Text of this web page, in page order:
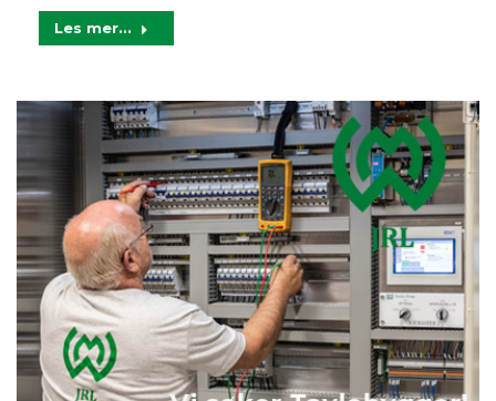
Les mer...